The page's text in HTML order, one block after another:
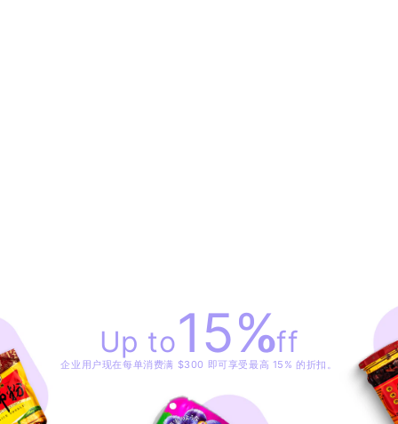
Up to15%off
企业用户现在每单消费满 $300 即可享受最高 15% 的折扣。